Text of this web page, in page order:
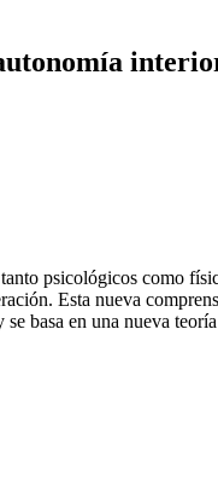
psicológicos como
Esta nueva
basa en una nueva